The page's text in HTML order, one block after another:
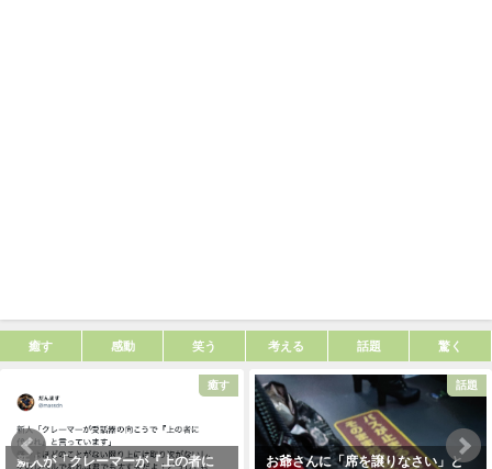
癒す 感動 笑う 考える 話題 驚く
癒す
新人が「クレーマーが『上の者に
話題
お爺さんに「席を譲りなさい」と